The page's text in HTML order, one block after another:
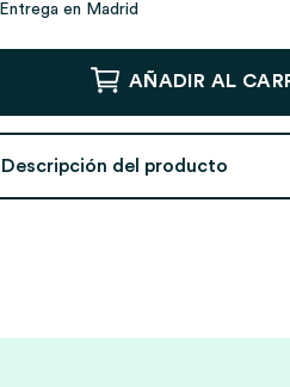
Entrega en Madrid
AÑADIR AL
Descripción del producto